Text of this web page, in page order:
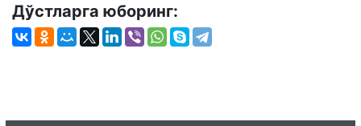
Дўстларга юборинг: